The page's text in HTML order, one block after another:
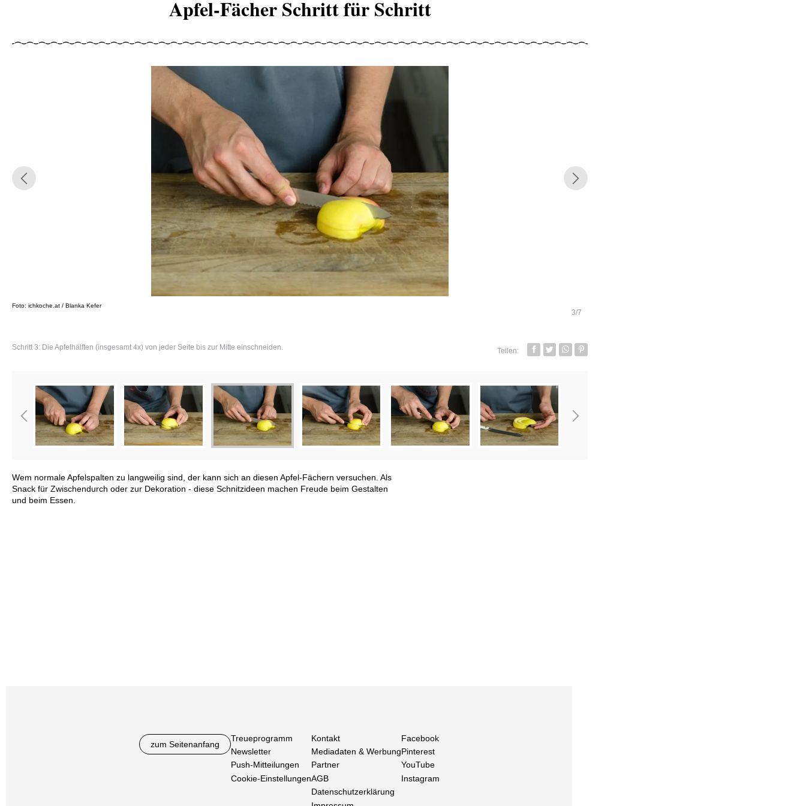
Apfel-Fächer Schritt für Schritt
Foto: ichkoche.at / Blanka Kefer
3/7
Schritt 3: Die Apfelhälften (insgesamt 4x) von jeder Seite bis zur Mitte einschneiden. Teilen:
Facebook
TwitterWhatsapp senden
Pin it
Wem normale Apfelspalten zu langweilig sind, der kann sich an diesen Apfel-Fächern versuchen. Als
Snack für Zwischendurch oder zur Dekoration - diese Schnitzideen machen Freude beim Gestalten
und beim Essen.
zum Seitenanfang
Treueprogramm
Newsletter
Push-Mitteilungen
Cookie-Einstellungen
Kontakt
Mediadaten & Werbung
Partner
AGB
Datenschutzerklärung
Facebook
Pinterest
YouTube
Instagram